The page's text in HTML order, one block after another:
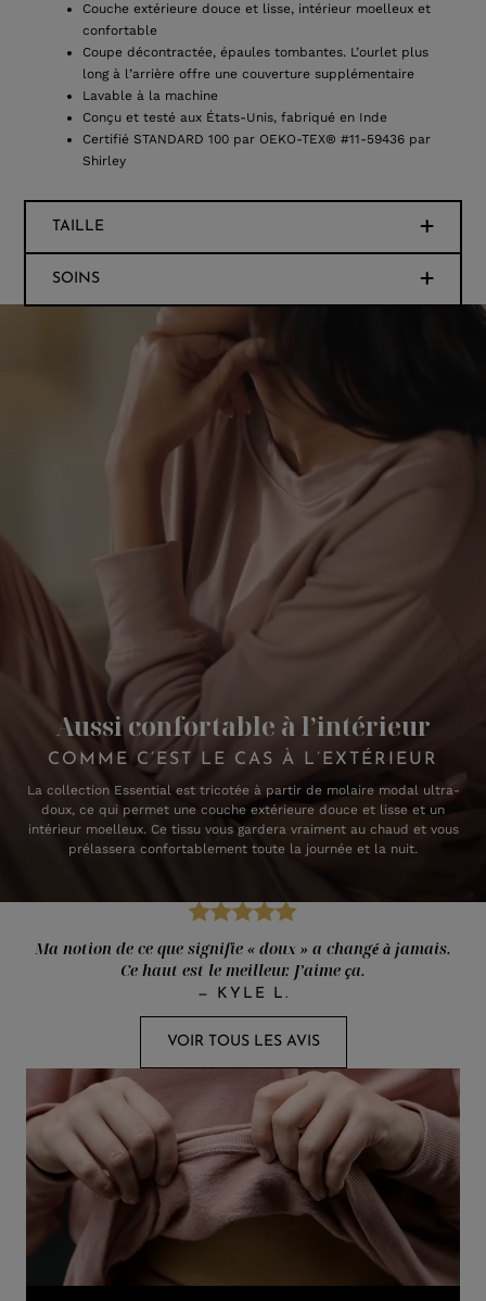
Couche extérieure douce et lisse, intérieur moelleux et
confortable
Coupe décontractée, épaules tombantes. L’ourlet plus
long à l’arrière offre une couverture supplémentaire
Lavable à la machine
Conçu et testé aux États-Unis, fabriqué en Inde
Certifié STANDARD 100 par OEKO-TEX® #11-59436 par
Shirley
TAILLE
SOINS
Aussi confortable à l’intérieur
COMME C’EST LE CAS À L’EXTÉRIEUR
La collection Essential est tricotée à partir de molaire modal ultra-
doux, ce qui permet une couche extérieure douce et lisse et un
intérieur moelleux. Ce tissu vous gardera vraiment au chaud et vous
prélassera confortablement toute la journée et la nuit.
Ma notion de ce que signifie « doux » a changé à jamais.
Ce haut est le meilleur. J’aime ça.
— KYLE L.
VOIR TOUS LES AVIS